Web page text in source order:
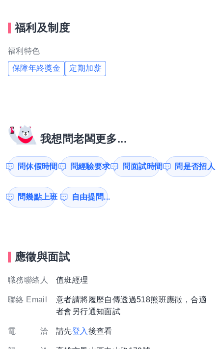
福利及制度
福利特色
保障年終獎金 定期加薪
我想問老闆更多...
問休假時間 問經驗要求 問面試時間 問是否招人
問幾點上班 自由提問...
應徵與面試
職務聯絡人 值班經理
聯絡 Email
意者請將履歷自傳透過518熊班應徵，合適
者會另行通知面試
電 洽 請先登入 後查看